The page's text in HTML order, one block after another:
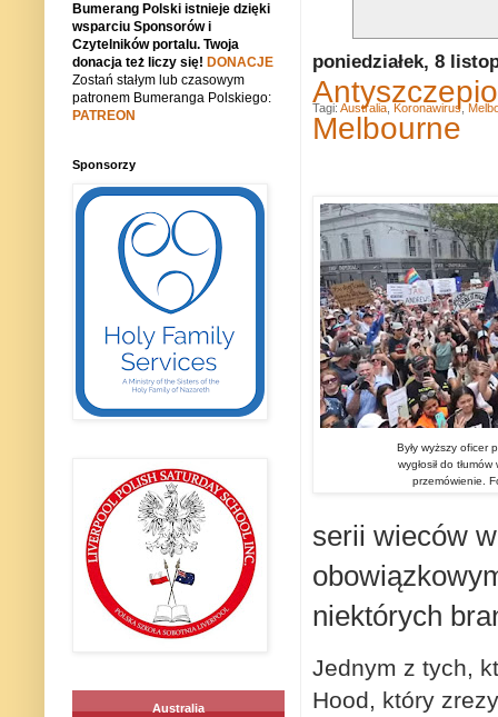
poniedziałek, 8
Melbourne
Były wyższy oficer
wygłosił do
przemówienie.
serii wieców
niektórych
Jednym z tych,
Hood, który
Tagi: Australia Koronawirus
Bumerang Polski istnieje dzięki
wsparciu Sponsorów i
Czytelników portalu. Twoja
donacja też liczy się! DONACJE
Zostań stałym lub czasowym
patronem Bumeranga Polskiego:
PATREON
Sponsorzy
Australia